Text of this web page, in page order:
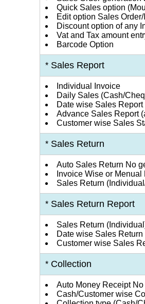
Quick Sales option
Edit option Sales
Discount option of any
Vat and Tax amount
Barcode Option
* Sales Report
Individual Invoice
Daily Sales (Cash/
Date wise Sales Report
Advance Sales Report
Customer wise Sales
* Sales Return
Auto Sales Return No
Invoice Wise or Menual
Sales Return
* Sales Return Report
Sales Return
Date wise Sales Return
Customer wise Sales
* Collection
Auto Money Receipt
Cash/Customer wise